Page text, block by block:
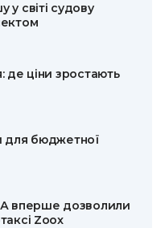
світі судову
де ціни зростають
для бюджетної
вперше дозволили
Zoox